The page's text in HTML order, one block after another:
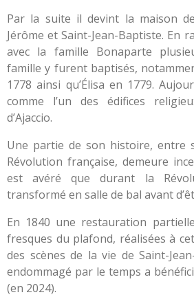
Par la suite il devint la maison
Jérôme et Saint-Jean-Baptiste. En
avec la famille Bonaparte
famille y furent baptisés,
1778 ainsi qu’Élisa en 1779.
comme l’un des édifices
d’Ajaccio.
Une partie de son histoire, entre
Révolution française, demeure
est avéré que durant la
transformé en salle de bal avant
En 1840 une restauration
fresques du plafond, réalisées à
des scènes de la vie de Saint-
endommagé par le temps a
(en 2024).